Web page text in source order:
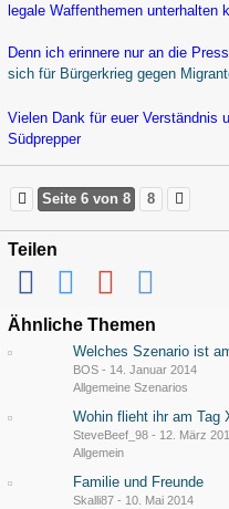
legale Waffenthemen unterhalten
Denn ich erinnere nur an die
sich für Bürgerkrieg gegen
Vielen Dank für euer Verständnis
Südprepper
Seite 6 von 8 8
Teilen
Ähnliche Themen
Welches Szenario ist
BOS - 14. Januar 2014
Allgemeine Szenarios
Wohin flieht ihr am Tag
SteveBeef_98 - 12. März
Allgemein
Familie und Freunde
Skalli87 - 10. Mai 2014